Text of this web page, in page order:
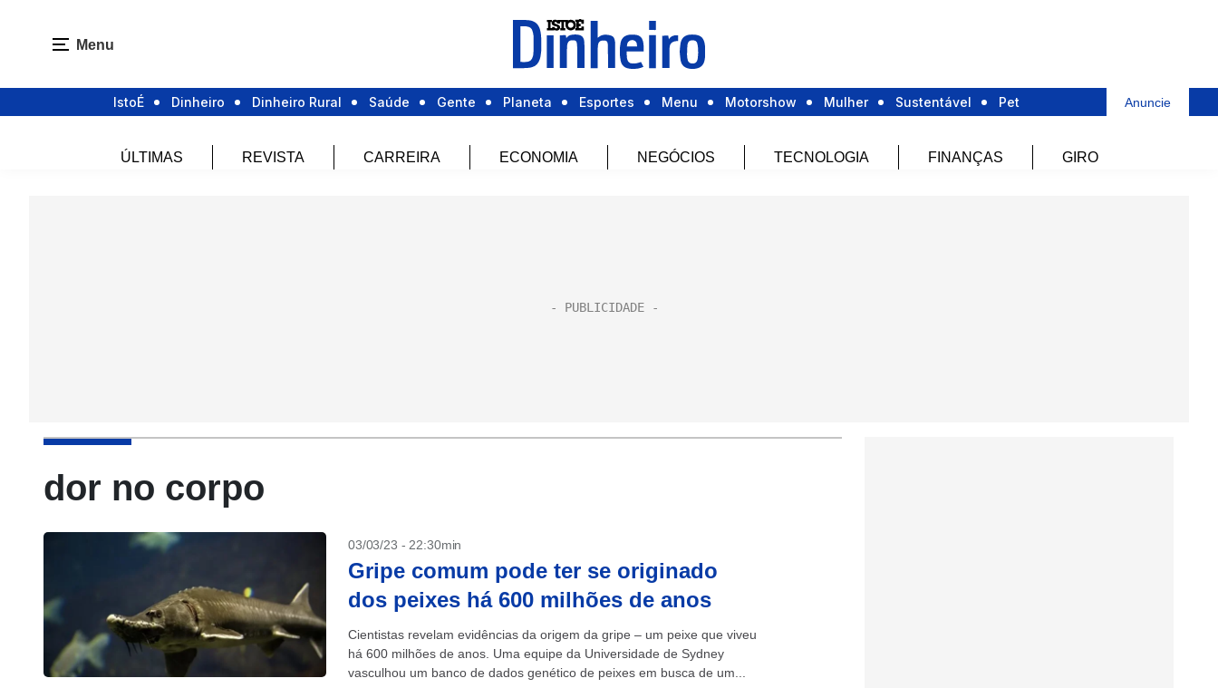
Menu
IstoÉ Dinheiro Dinheiro Rural Saúde Gente Planeta Esportes Menu Motorshow Mulher Sustentável Pet Anuncie
ÚLTIMAS REVISTA CARREIRA ECONOMIA NEGÓCIOS TECNOLOGIA FINANÇAS GIRO
dor no corpo
03/03/23 - 22:30min
Gripe comum pode ter se originado
dos peixes há 600 milhões de anos
Cientistas revelam evidências da origem da gripe – um peixe que viveu
há 600 milhões de anos. Uma equipe da Universidade de Sydney
vasculhou um banco de dados genético de peixes em busca de um...